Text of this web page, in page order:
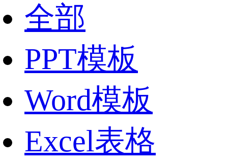
全部
PPT模板
Word模板
Excel表格